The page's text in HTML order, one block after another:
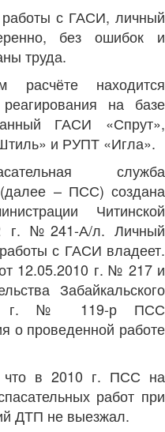
с ГАСИ, личный
без ошибок и
труда.
находится
на базе
ГАСИ «Спрут»,
и РУПТ «Игла».
служба
(далее – ПСС) создана
Читинской
г. №241-А/л. Личный
с ГАСИ владеет.
12.05.2010 г. № 217 и
Забайкальского
г. № 119-р ПСС
о проведенной работе
что в 2010 г. ПСС на
работ при
ДТП не выезжал.